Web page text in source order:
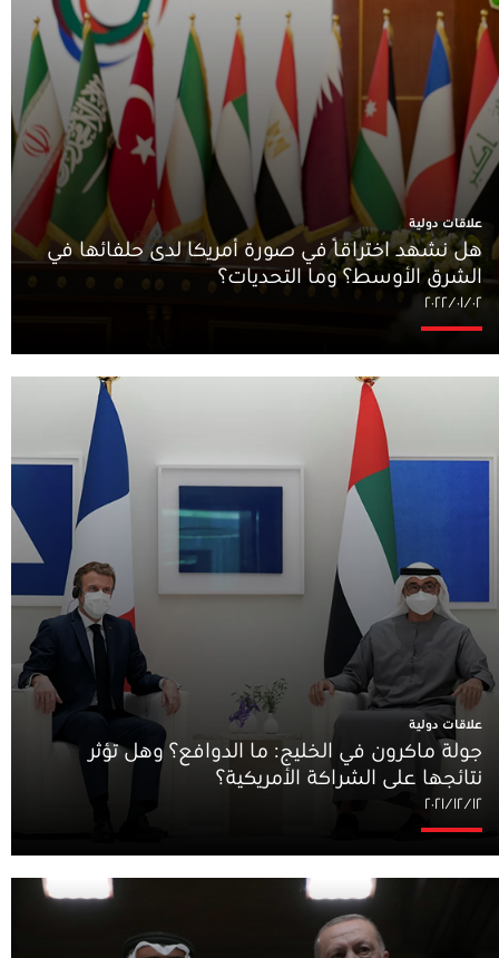
علاقات دولية
هل نشهد اختراقًا في صورة أمريكا لدى حلفائها في
الشرق الأوسط؟ وما التحديات؟
٠٢‏/٠١‏/٢٠٢٢
علاقات دولية
جولة ماكرون في الخليج: ما الدوافع؟ وهل تؤثر
نتائجها على الشراكة الأمريكية؟
١٢‏/١٢‏/٢٠٢١